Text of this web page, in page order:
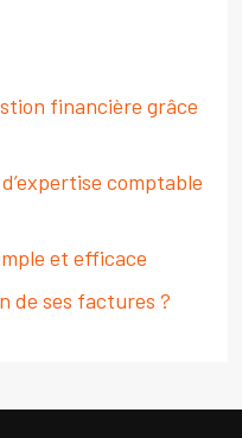
financière grâce
comptable
et efficace
de ses factures ?